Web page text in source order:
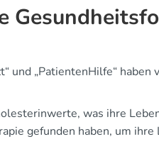
und „PatientenHilfe“ haben
was ihre
gefunden haben, um